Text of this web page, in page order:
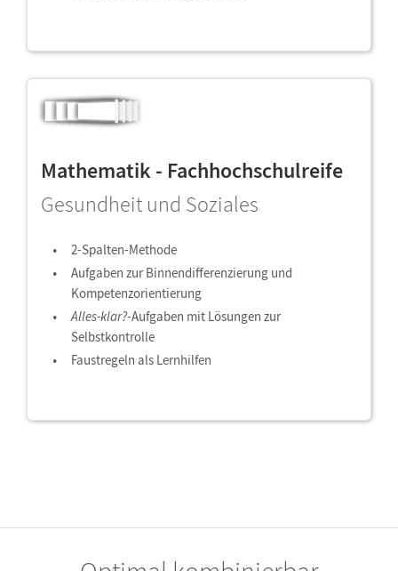
Mathematik - Fachhochschulreife
Gesundheit und Soziales
2-Spalten-Methode
Aufgaben zur Binnendifferenzierung und
Kompetenzorientierung
Alles-klar?-Aufgaben mit Lösungen zur
Selbstkontrolle
Faustregeln als Lernhilfen